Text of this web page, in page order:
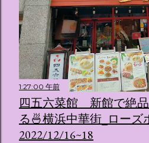
1:27:00 午前
四五六菜館 新館で絶
る🍜横浜中華街_ローズ
2022/12/16~18